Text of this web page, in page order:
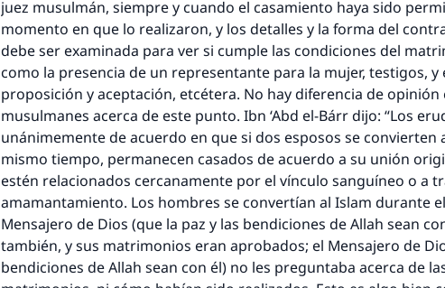
juez musulmán, siempre y cuando el casamiento haya sido
momento en que lo realizaron, y los detalles y la forma del
debe ser examinada para ver si cumple las condiciones del
como la presencia de un representante para la mujer, testigos,
proposición y aceptación, etcétera. No hay diferencia de opinión
musulmanes acerca de este punto. Ibn ‘Abd el-Bárr dijo: “Los
unánimemente de acuerdo en que si dos esposos se convierten
mismo tiempo, permanecen casados de acuerdo a su unión
estén relacionados cercanamente por el vínculo sanguíneo o a
amamantamiento. Los hombres se convertían al Islam durante
Mensajero de Dios (que la paz y las bendiciones de Allah sean
también, y sus matrimonios eran aprobados; el Mensajero de
bendiciones de Allah sean con él) no les preguntaba acerca de